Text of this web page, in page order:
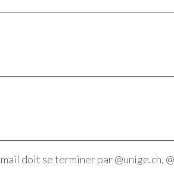
doit se terminer par @unige.ch,